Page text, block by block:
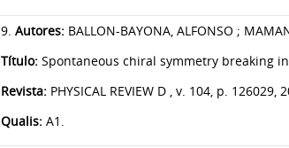
9. Autores: BALLON-BAYONA, ALFONSO ;
Título: Spontaneous chiral symmetry breaking
Revista: PHYSICAL REVIEW D , v. 104, p. 126029,
Qualis: A1.